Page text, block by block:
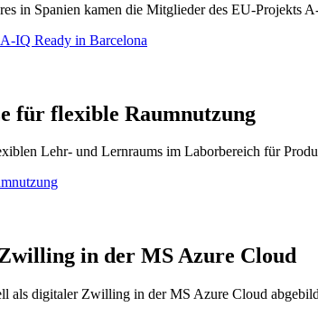
in Spanien kamen die Mitglieder des EU-Projekts
IQ Ready in Barcelona
für flexible Raumnutzung
Lehr- und Lernraums im Laborbereich für
in der MS Azure Cloud
als digitaler Zwilling in der MS Azure Cloud